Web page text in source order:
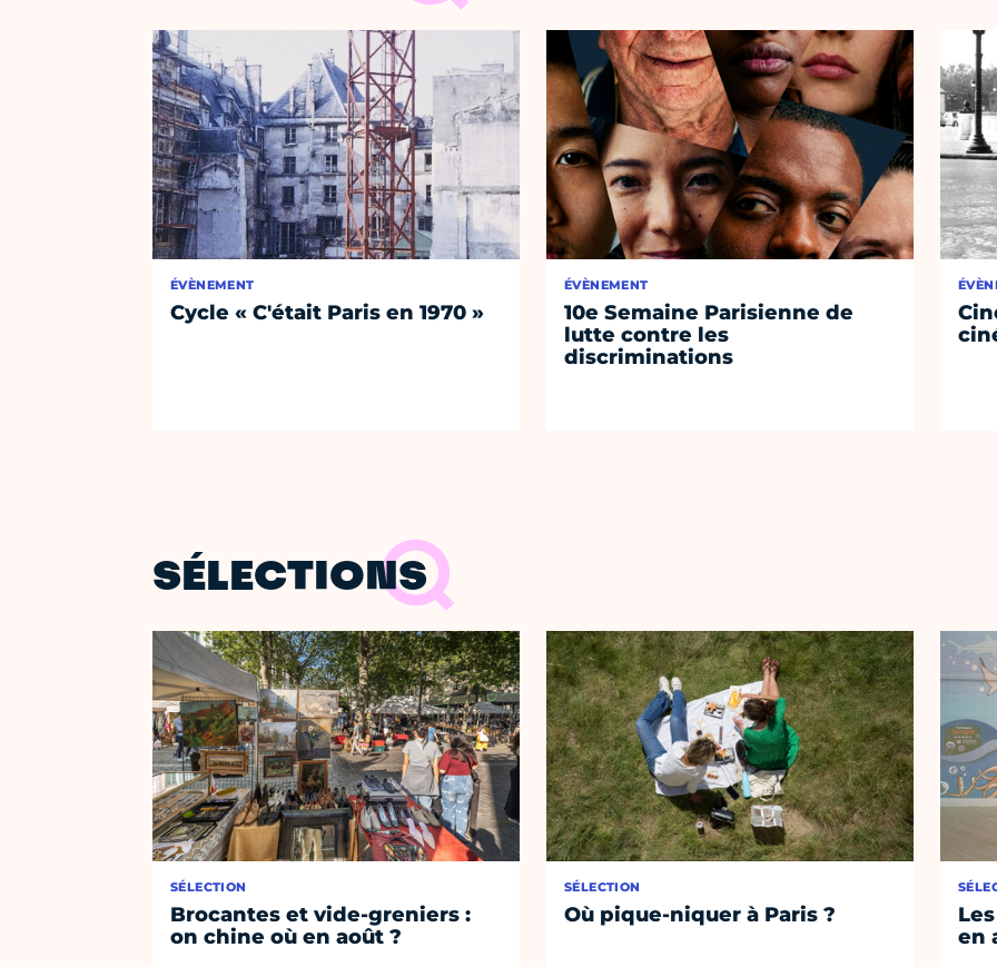
ÉVÈNEMENT
Cycle « C'était Paris en 1970 »
ÉVÈNEMENT
10e Semaine Parisienne de
lutte contre les
discriminations
SÉLECTIONS
SÉLECTION
Brocantes et vide-greniers :
on chine où en août ?
SÉLECTION
Où pique-niquer à Paris ?
en